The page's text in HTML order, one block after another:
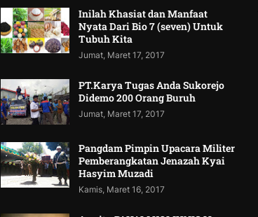
Inilah Khasiat dan Manfaat
Nyata Dari Bio 7 (seven) Untuk
Tubuh Kita
Jumat, Maret 17, 2017
PT.Karya Tugas Anda Sukorejo
Didemo 200 Orang Buruh
Jumat, Maret 17, 2017
Pangdam Pimpin Upacara Militer
Pemberangkatan Jenazah Kyai
Hasyim Muzadi
Kamis, Maret 16, 2017